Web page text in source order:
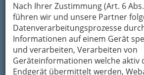
Nach Ihrer Zustimmung (Art. 6 Abs.
führen wir und unsere Partner
Datenverarbeitungsprozesse
Informationen auf einem Gerät
und verarbeiten, Verarbeiten von
Geräteinformationen welche aktiv
Endgerät übermittelt werden,